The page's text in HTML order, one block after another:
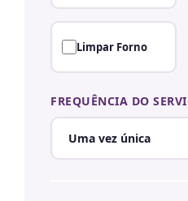
Limpar Forno
FREQUÊNCIA DO